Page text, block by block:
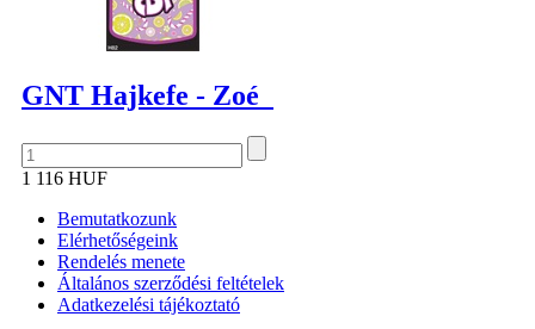
GNT Hajkefe - Zoé
1 116 HUF
Bemutatkozunk
Elérhetőségeink
Rendelés menete
Általános szerződési feltételek
Adatkezelési tájékoztató